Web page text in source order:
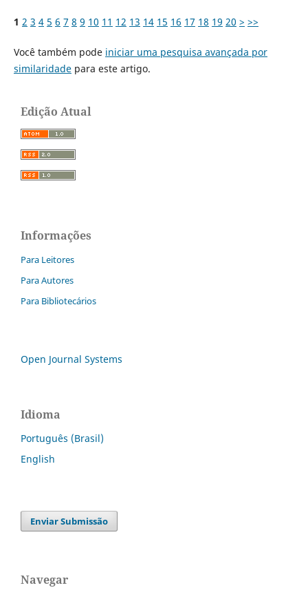
1 2 3 4 5 6 7 8 9 10 11 12 13 14 15 16 17 18 19 20 > >>
Você também pode iniciar uma pesquisa avançada por
similaridadepara este artigo.
Edição Atual
Informações
Para Leitores
Para Autores
Para Bibliotecários
Open Journal Systems
Idioma
Português (Brasil)
English
Enviar Submissão
Navegar